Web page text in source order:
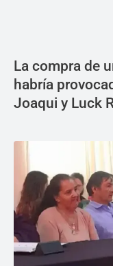
La compra de
habría
Joaqui y Luck